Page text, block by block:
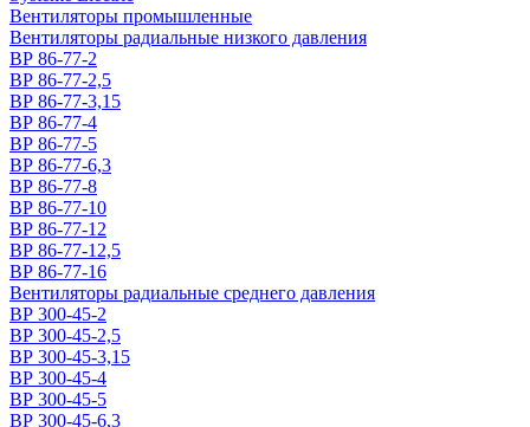
Вентиляторы промышленные
Вентиляторы радиальные низкого давления
ВР 86-77-2
ВР 86-77-2,5
ВР 86-77-3,15
ВР 86-77-4
ВР 86-77-5
ВР 86-77-6,3
ВР 86-77-8
ВР 86-77-10
ВР 86-77-12
ВР 86-77-12,5
ВР 86-77-16
Вентиляторы радиальные среднего давления
ВР 300-45-2
ВР 300-45-2,5
ВР 300-45-3,15
ВР 300-45-4
ВР 300-45-5
ВР 300-45-6,3